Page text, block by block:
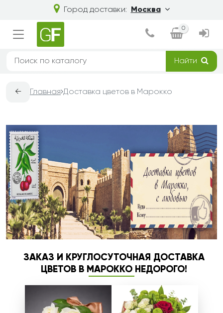
Город доставки: Москва
0
Найти
← Главная Доставка цветов в Марокко
ЗАКАЗ И КРУГЛОСУТОЧНАЯ ДОСТАВКА
ЦВЕТОВ В МАРОККО НЕДОРОГО!